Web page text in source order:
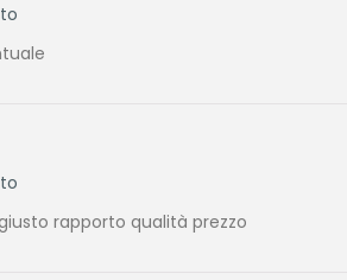
rapporto qualità prezzo